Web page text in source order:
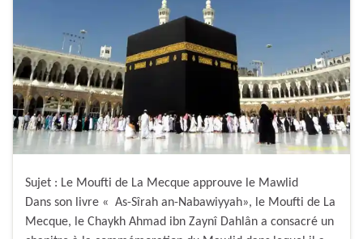
Sujet : Le Moufti de La Mecque approuve le Mawlid
Dans son livre « As-Sîrah an-Nabawiyyah», le Moufti de La
Mecque, le Chaykh Ahmad ibn Zaynî Dahlân a consacré un